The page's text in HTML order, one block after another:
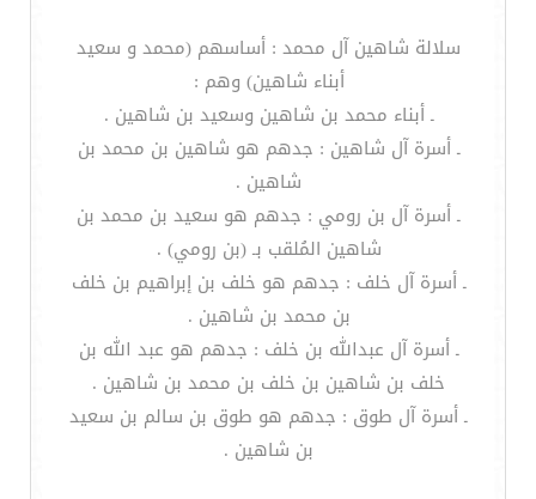
سلالة شاهين آل محمد : أساسهم (محمد و سعيد
أبناء شاهين) وهم :
ـ أبناء محمد بن شاهين وسعيد بن شاهين .
ـ أسرة آل شاهين : جدهم هو شاهين بن محمد بن
شاهين .
ـ أسرة آل بن رومي : جدهم هو سعيد بن محمد بن
شاهين المُلقب بـ (بن رومي) .
ـ أسرة آل خلف : جدهم هو خلف بن إبراهيم بن خلف
بن محمد بن شاهين .
ـ أسرة آل عبدالله بن خلف : جدهم هو عبد الله بن
خلف بن شاهين بن خلف بن محمد بن شاهين .
ـ أسرة آل طوق : جدهم هو طوق بن سالم بن سعيد
بن شاهين .